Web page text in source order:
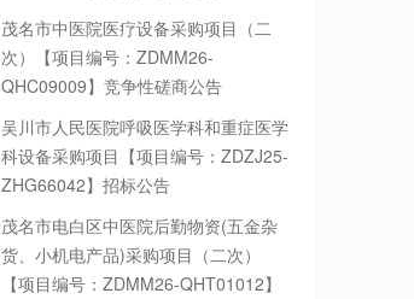
茂名市中医院医疗设备采购项目（二
次）【项目编号：ZDMM26-
QHC09009】竞争性磋商公告
吴川市人民医院呼吸医学科和重症医学
科设备采购项目【项目编号：ZDZJ25-
ZHG66042】招标公告
茂名市电白区中医院后勤物资(五金杂
货、小机电产品)采购项目（二次）
【项目编号：ZDMM26-QHT01012】